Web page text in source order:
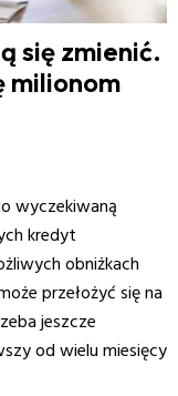
się zmienić.
milionom
wyczekiwaną
kredyt
obniżkach
przełożyć się na
jeszcze
od wielu miesięcy